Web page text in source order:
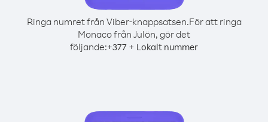
Ringa numret från Viber-knappsatsen.För att ringa
Monaco från Julön, gör det
följande:+377 + Lokalt nummer